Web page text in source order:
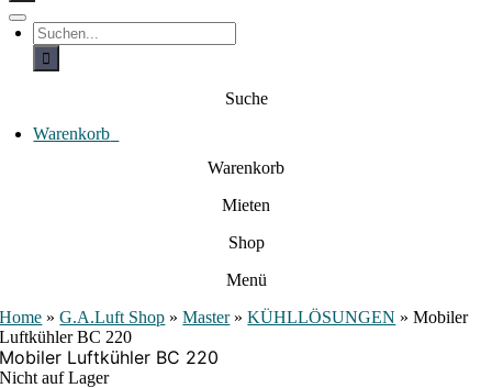
hT
o
a
S
u
h
c
h
Suche
Warenkorb
Warenkorb
Mieten
Shop
Menü
Home »G.A.Luft Shop »Master»KÜHLLÖSUNGEN »Mobiler
Luftkühler BC 220
Mobiler Luftkühler BC 220
Nicht auf Lager